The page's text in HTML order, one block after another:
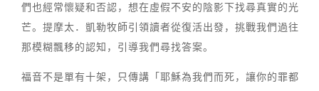
們也經常懷疑和否認，想在虛假不安的陰影下找尋真實的光
芒。提摩太．凱勒牧師引領讀者從復活出發，挑戰我們過往
那模糊飄移的認知，引導我們尋找答案。
福音不是單有十架，只傳講「耶穌為我們而死，讓你的罪都